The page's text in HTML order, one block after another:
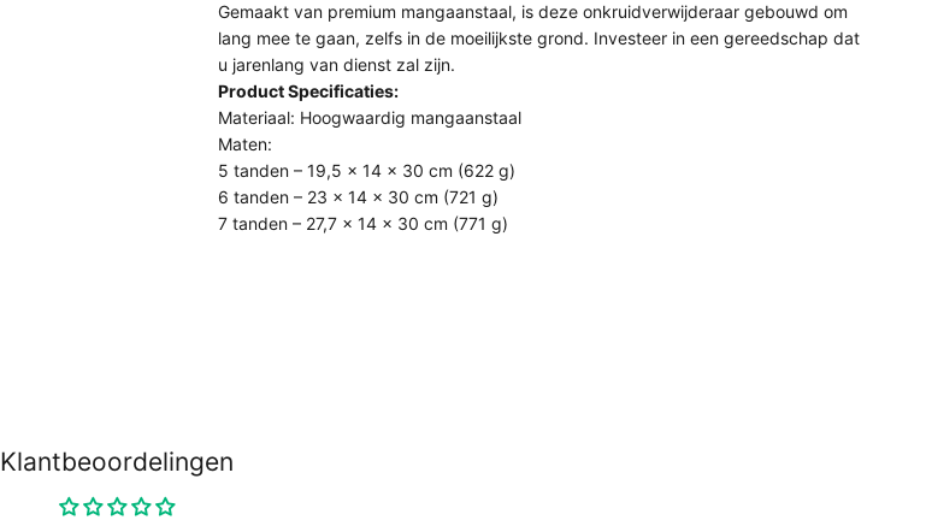
Gemaakt van premium mangaanstaal, is deze onkruidverwijderaar gebouwd om
lang mee te gaan, zelfs in de moeilijkste grond. Investeer in een gereedschap dat
u jarenlang van dienst zal zijn.
Product Specificaties:
Materiaal: Hoogwaardig mangaanstaal
Maten:
5 tanden – 19,5 × 14 × 30 cm (622 g)
6 tanden – 23 × 14 × 30 cm (721 g)
7 tanden – 27,7 × 14 × 30 cm (771 g)
Klantbeoordelingen